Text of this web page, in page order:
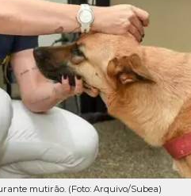
mutirão. (Foto: Arquivo/Subea)